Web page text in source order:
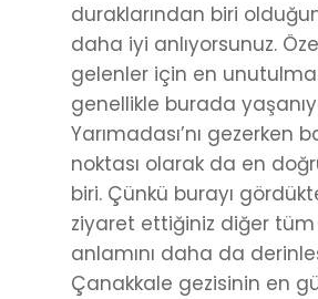
duraklarından biri
daha iyi anlıyorsunuz.
gelenler için en
genellikle burada
Yarımadası’nı gezerken
noktası olarak da en
biri. Çünkü burayı
ziyaret ettiğiniz diğer
anlamını daha da
Çanakkale gezisinin en